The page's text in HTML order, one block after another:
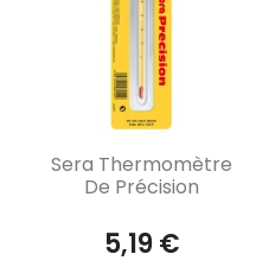
Aperçu rapide
Sera Thermomètre
De Précision
5,19 €